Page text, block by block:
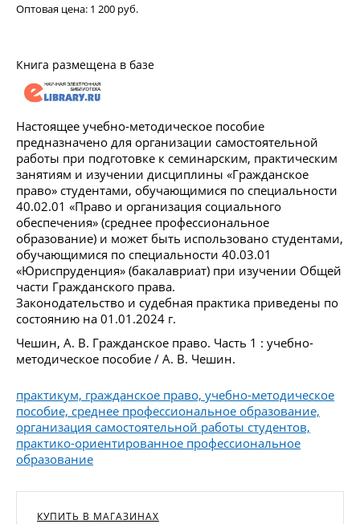
Оптовая цена: 1 200 руб.
Книга размещена в базе
Настоящее учебно-методическое пособие
предназначено для организации самостоятельной
работы при подготовке к семинарским, практическим
занятиям и изучении дисциплины «Гражданское
право» студентами, обучающимися по специальности
40.02.01 «Право и организация социального
обеспечения» (среднее профессиональное
образование) и может быть использовано студентами,
обучающимися по специальности 40.03.01
«Юриспруденция» (бакалавриат) при изучении Общей
части Гражданского права.
Законодательство и судебная практика приведены по
состоянию на 01.01.2024 г.
Чешин, А. В. Гражданское право. Часть 1 : учебно-
методическое пособие / А. В. Чешин.
практикум, гражданское право, учебно-методическое
пособие, среднее профессиональное образование,
организация самостоятельной работы студентов,
практико-ориентированное профессиональное
образование
КУПИТЬ В МАГАЗИНАХ